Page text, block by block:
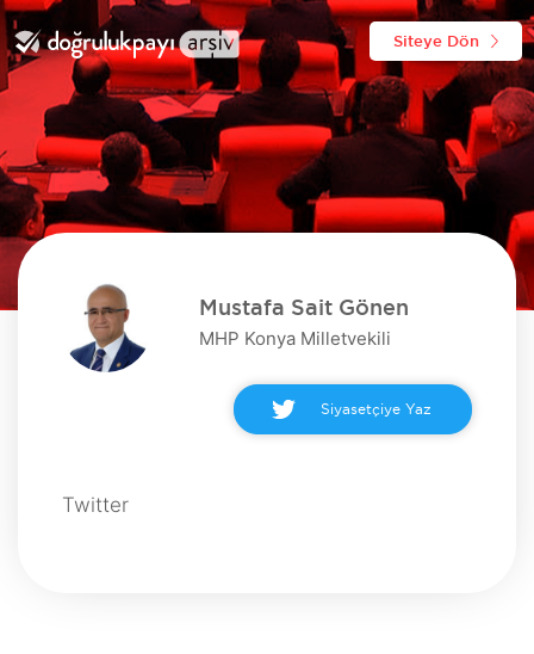
Siteye Dön
Mustafa Sait Gönen
MHP Konya Milletvekili
Siyasetçiye Yaz
Twitter